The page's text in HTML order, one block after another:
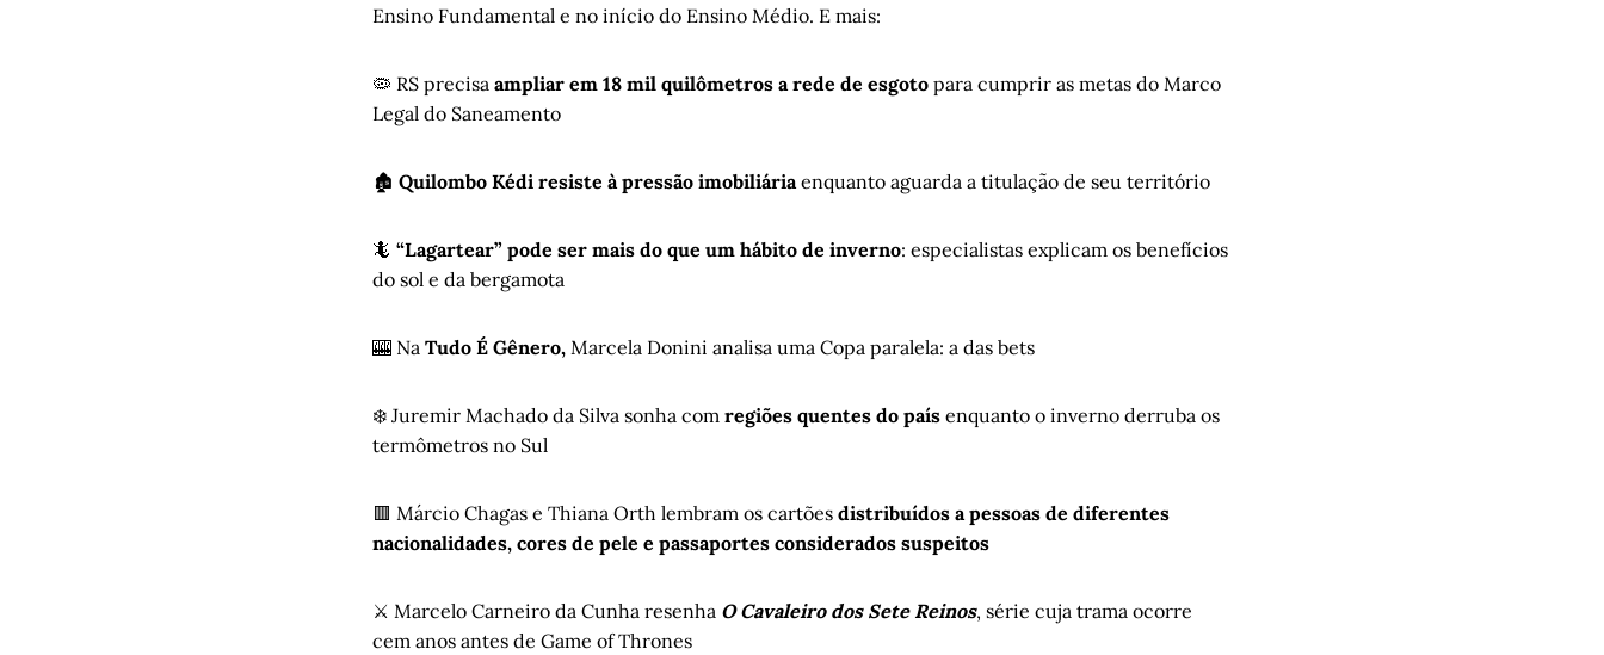
Ensino Fundamental e no início do Ensino Médio. E mais:
🦠 RS precisa ampliar em 18 mil quilômetros a rede de esgoto para cumprir as metas do Marco
Legal do Saneamento
🏚️ Quilombo Kédi resiste à pressão imobiliáriaenquanto aguarda a titulação de seu território
🦎 “Lagartear” pode ser mais do que um hábito de inverno: especialistas explicam os benefícios
do sol e da bergamota
🎰 Na Tudo É Gênero, Marcela Donini analisa uma Copa paralela: a das bets
❄️ Juremir Machado da Silva sonha com regiões quentes do país enquanto o inverno derruba os
termômetros no Sul
🟥 Márcio Chagas e Thiana Orth lembram os cartões distribuídos a pessoas de diferentes
nacionalidades, cores de pele e passaportes considerados suspeitos
⚔️ Marcelo Carneiro da Cunha resenha O Cavaleiro dos Sete Reinos, série cuja trama ocorre
cem anos antes de Game of Thrones